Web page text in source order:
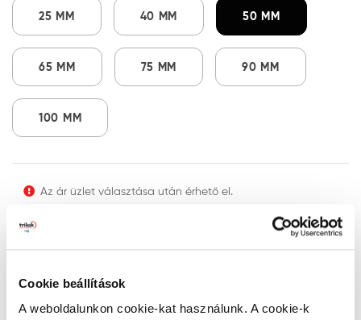
Cookie beállítások
A weboldalunkon cookie-kat használunk. A cookie-k
25 MM 40 MM 50 MM
65 MM 75 MM 90 MM
100 MM
Az ár üzlet választása után érhető el.